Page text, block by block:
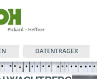
DATENTRÄGER